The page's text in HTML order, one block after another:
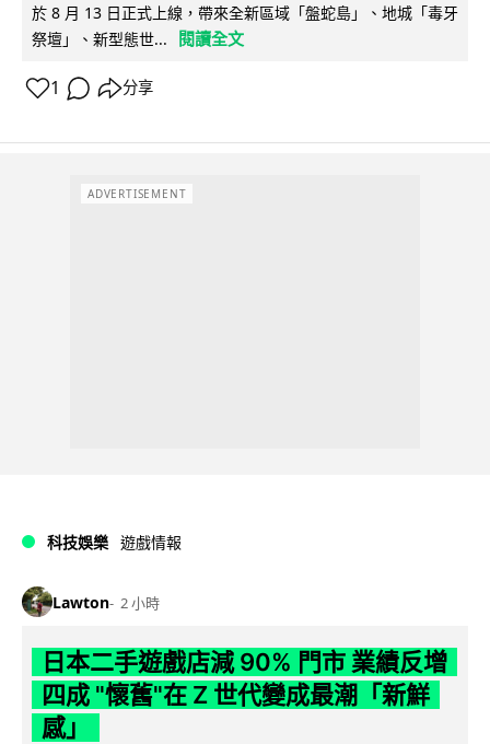
於 8 月 13 日正式上線，帶來全新區域「盤蛇島」、地城「毒牙
祭壇」、新型態世...
閱讀全文
1 分享
ADVERTISEMENT
科技娛樂 遊戲情報
Lawton 2 小時
日本二手遊戲店減 90% 門市 業績反增
四成 "懷舊"在 Z 世代變成最潮「新鮮
感」